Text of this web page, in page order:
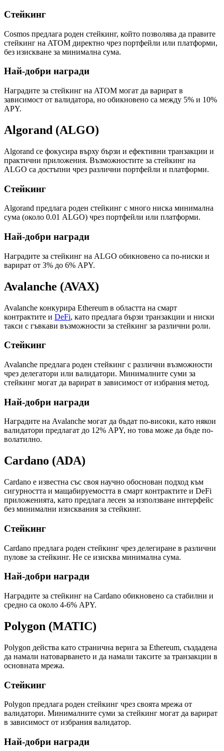
Стейкинг
Cosmos предлага роден стейкинг, който позволява да правите
стейкинг на ATOM директно чрез портфейли или платформи,
без изискване за минимална сума.
Най-добри награди
Наградите за стейкинг на ATOM могат да варират в
зависимост от валидатора, но обикновено са между 5% и 10%
APY.
Algorand (ALGO)
Algorand се фокусира върху бързи и ефективни транзакции и
практични приложения. Възможностите за стейкинг на
ALGO са достъпни чрез различни портфейли и платформи.
Стейкинг
Algorand предлага роден стейкинг с много ниска минимална
сума (около 0.01 ALGO) чрез портфейли или платформи.
Най-добри награди
Наградите за стейкинг на ALGO обикновено са по-ниски и
варират от 3% до 6% APY.
Avalanche (AVAX)
Avalanche конкурира Ethereum в областта на смарт
контрактите и DeFi, като предлага бързи транзакции и ниски
такси с гъвкави възможности за стейкинг за различни роли.
Стейкинг
Avalanche предлага роден стейкинг с различни възможности
чрез делегатори или валидатори. Минималните суми за
стейкинг могат да варират в зависимост от избрания метод.
Най-добри награди
Наградите на Avalanche могат да бъдат по-високи, като някои
валидатори предлагат до 12% APY, но това може да бъде по-
волатилно.
Cardano (ADA)
Cardano е известна със своя научно обоснован подход към
сигурността и мащабируемостта в смарт контрактите и DeFi
приложенията, като предлага лесен за използване интерфейс
без минимални изисквания за стейкинг.
Стейкинг
Cardano предлага роден стейкинг чрез делегиране в различни
пулове за стейкинг. Не се изисква минимална сума.
Най-добри награди
Наградите за стейкинг на Cardano обикновено са стабилни и
средно са около 4-6% APY.
Polygon (MATIC)
Polygon действа като странична верига за Ethereum, създадена
да намали натоварването и да намали таксите за транзакции в
основната мрежа.
Стейкинг
Polygon предлага роден стейкинг чрез своята мрежа от
валидатори. Минималните суми за стейкинг могат да варират
в зависимост от избрания валидатор.
Най-добри награди